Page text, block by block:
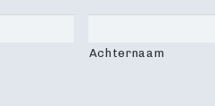
Achternaam